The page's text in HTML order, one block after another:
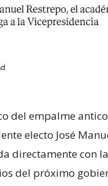
del empalme
electo José
directamente con
del próximo